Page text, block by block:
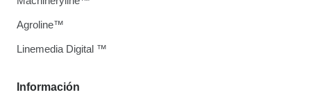
Información
Agroline™
Linemedia Digital ™